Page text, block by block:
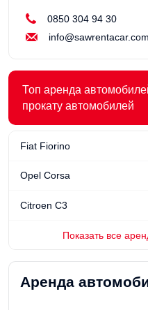
Аренда
0850 304 94 30
info@sawrentacar.com
Топ аренда
прокату автомобилей
Fiat Fiorino
Opel Corsa
Citroen C3
Показать все